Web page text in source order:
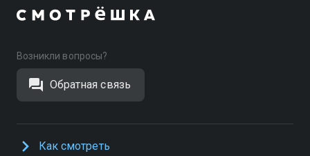
Возникли вопросы?
Обратная связь
Как смотреть